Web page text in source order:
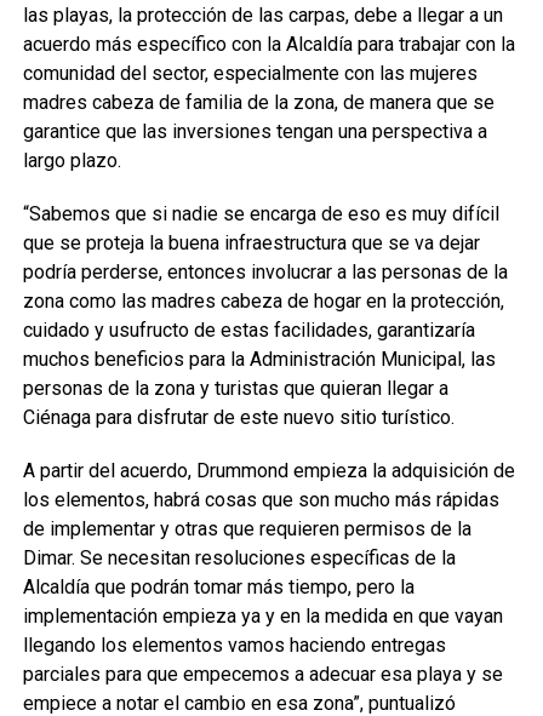
las playas, la protección de las carpas, debe a llegar a un
acuerdo más específico con la Alcaldía para trabajar con la
comunidad del sector, especialmente con las mujeres
madres cabeza de familia de la zona, de manera que se
garantice que las inversiones tengan una perspectiva a
largo plazo.
“Sabemos que si nadie se encarga de eso es muy difícil
que se proteja la buena infraestructura que se va dejar
podría perderse, entonces involucrar a las personas de la
zona como las madres cabeza de hogar en la protección,
cuidado y usufructo de estas facilidades, garantizaría
muchos beneficios para la Administración Municipal, las
personas de la zona y turistas que quieran llegar a
Ciénaga para disfrutar de este nuevo sitio turístico.
A partir del acuerdo, Drummond empieza la adquisición de
los elementos, habrá cosas que son mucho más rápidas
de implementar y otras que requieren permisos de la
Dimar. Se necesitan resoluciones específicas de la
Alcaldía que podrán tomar más tiempo, pero la
implementación empieza ya y en la medida en que vayan
llegando los elementos vamos haciendo entregas
parciales para que empecemos a adecuar esa playa y se
empiece a notar el cambio en esa zona”, puntualizó